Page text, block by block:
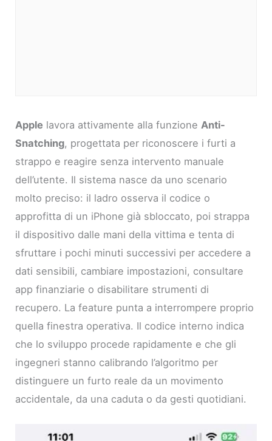
Apple lavora attivamente alla funzione Anti-
Snatching, progettata per riconoscere i furti a
strappo e reagire senza intervento manuale
dell’utente. Il sistema nasce da uno scenario
molto preciso: il ladro osserva il codice o
approfitta di un iPhone già sbloccato, poi strappa
il dispositivo dalle mani della vittima e tenta di
sfruttare i pochi minuti successivi per accedere a
dati sensibili, cambiare impostazioni, consultare
app finanziarie o disabilitare strumenti di
recupero. La feature punta a interrompere proprio
quella finestra operativa. Il codice interno indica
che lo sviluppo procede rapidamente e che gli
ingegneri stanno calibrando l’algoritmo per
distinguere un furto reale da un movimento
accidentale, da una caduta o da gesti quotidiani.